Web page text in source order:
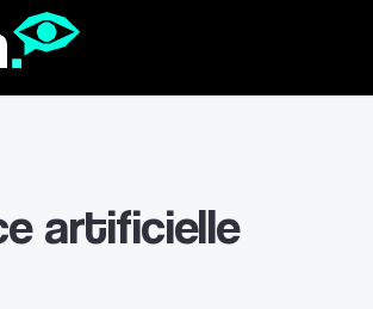
artificielle